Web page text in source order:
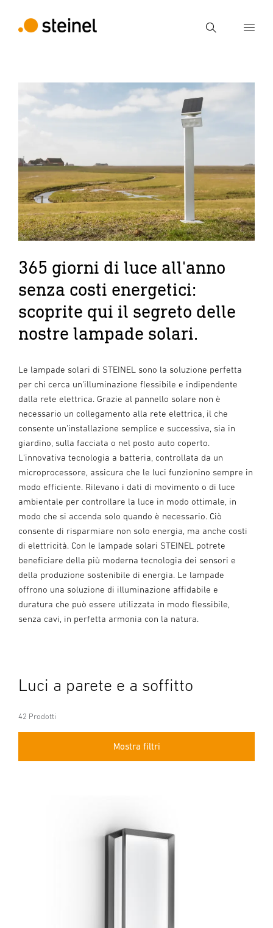
Ricerca
Inserire il termine di ricerca
365 giorni di luce all'anno
senza costi energetici:
scoprite qui il segreto delle
nostre lampade solari.
Le lampade solari di STEINEL sono la soluzione perfetta
per chi cerca un'illuminazione flessibile e indipendente
dalla rete elettrica. Grazie al pannello solare non è
necessario un collegamento alla rete elettrica, il che
consente un'installazione semplice e successiva, sia in
giardino, sulla facciata o nel posto auto coperto.
L'innovativa tecnologia a batteria, controllata da un
microprocessore, assicura che le luci funzionino sempre in
modo efficiente. Rilevano i dati di movimento o di luce
ambientale per controllare la luce in modo ottimale, in
modo che si accenda solo quando è necessario. Ciò
consente di risparmiare non solo energia, ma anche costi
di elettricità. Con le lampade solari STEINEL potrete
beneficiare della più moderna tecnologia dei sensori e
della produzione sostenibile di energia. Le lampade
offrono una soluzione di illuminazione affidabile e
duratura che può essere utilizzata in modo flessibile,
senza cavi, in perfetta armonia con la natura.
Luci a parete e a soffitto
42 Prodotti
Mostra filtri